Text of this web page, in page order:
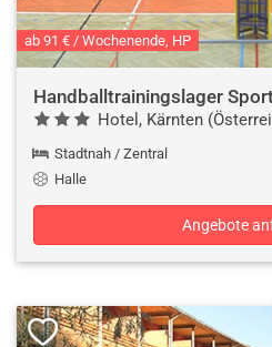
ab 91 € / Wochenende, HP
Handballtrainingslager
Hotel, Kärnten
Stadtnah / Zentral
Halle
Angebote